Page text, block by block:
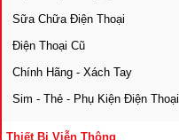
Sữa Chữa Điện Thoại
Điện Thoại Cũ
Chính Hãng - Xách Tay
Sim - Thẻ - Phụ Kiện Điện Thoại
Thiết Bị Viễn Thông